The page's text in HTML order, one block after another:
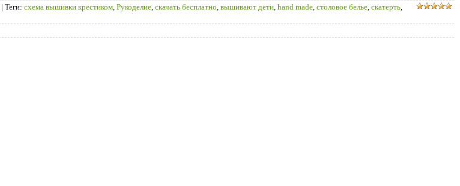
| Теги: схема вышивки крестиком Рукоделие скачать бесплатно вышивают дети hand made столовое белье скатерть